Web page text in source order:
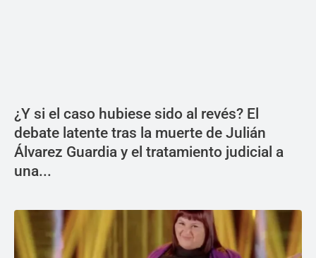
¿Y si el caso hubiese sido al revés? El
debate latente tras la muerte de Julián
Álvarez Guardia y el tratamiento judicial a
una...